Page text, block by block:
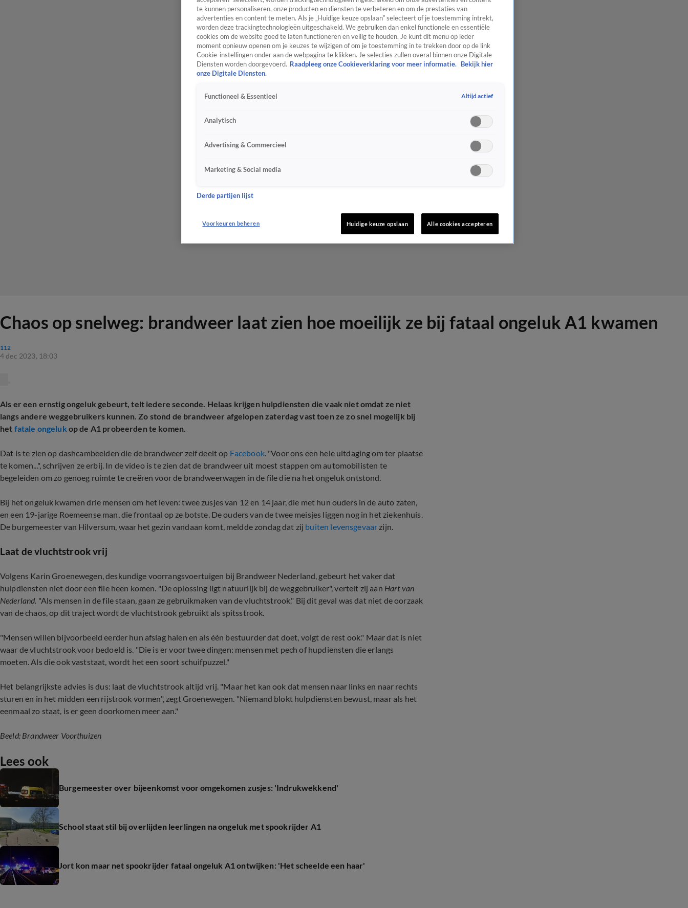
Chaos op snelweg: brandweer laat zien hoe moeilijk ze bij fataal ongeluk A1 kwamen
112
4 dec 2023, 18:03
Als er een ernstig ongeluk gebeurt, telt iedere seconde. Helaas krijgen hulpdiensten die vaak niet omdat ze niet
langs andere weggebruikers kunnen. Zo stond de brandweer afgelopen zaterdag vast toen ze zo snel mogelijk bij
het fatale ongeluk op de A1 probeerden te komen.
Dat is te zien op dashcambeelden die de brandweer zelf deelt op Facebook. "Voor ons een hele uitdaging om ter plaatse
te komen...", schrijven ze erbij. In de video is te zien dat de brandweer uit moest stappen om automobilisten te
begeleiden om zo genoeg ruimte te creëren voor de brandweerwagen in de file die na het ongeluk ontstond.
Bij het ongeluk kwamen drie mensen om het leven: twee zusjes van 12 en 14 jaar, die met hun ouders in de auto zaten,
en een 19-jarige Roemeense man, die frontaal op ze botste. De ouders van de twee meisjes liggen nog in het ziekenhuis.
De burgemeester van Hilversum, waar het gezin vandaan komt, meldde zondag dat zij buiten levensgevaar zijn.
Laat de vluchtstrook vrij
Volgens Karin Groenewegen, deskundige voorrangsvoertuigen bij Brandweer Nederland, gebeurt het vaker dat
hulpdiensten niet door een file heen komen. "De oplossing ligt natuurlijk bij de weggebruiker", vertelt zij aan Hart van
Nederland. "Als mensen in de file staan, gaan ze gebruikmaken van de vluchtstrook." Bij dit geval was dat niet de oorzaak
van de chaos, op dit traject wordt de vluchtstrook gebruikt als spitsstrook.
"Mensen willen bijvoorbeeld eerder hun afslag halen en als één bestuurder dat doet, volgt de rest ook." Maar dat is niet
waar de vluchtstrook voor bedoeld is. "Die is er voor twee dingen: mensen met pech of hupdiensten die erlangs
moeten. Als die ook vaststaat, wordt het een soort schuifpuzzel."
Het belangrijkste advies is dus: laat de vluchtstrook altijd vrij. "Maar het kan ook dat mensen naar links en naar rechts
sturen en in het midden een rijstrook vormen", zegt Groenewegen. "Niemand blokt hulpdiensten bewust, maar als het
eenmaal zo staat, is er geen doorkomen meer aan."
Beeld: Brandweer Voorthuizen
Lees ook
Burgemeester over bijeenkomst voor omgekomen zusjes: 'Indrukwekkend'
School staat stil bij overlijden leerlingen na ongeluk met spookrijder A1
Jort kon maar net spookrijder fataal ongeluk A1 ontwijken: 'Het scheelde een haar'
te kunnen personaliseren, onze producten en diensten te verbeteren en om de prestaties van
advertenties en content te meten. Als je „Huidige keuze opslaan” selecteert of je toestemming intrekt,
worden deze trackingtechnologieën uitgeschakeld. We gebruiken dan enkel functionele en essentiële
cookies om de website goed te laten functioneren en veilig te houden. Je kunt dit menu op ieder
moment opnieuw openen om je keuzes te wijzigen of om je toestemming in te trekken door op de link
Cookie-instellingen onder aan de webpagina te klikken. Je selecties zullen overal binnen onze Digitale
Diensten worden doorgevoerd. Raadpleeg onze Cookieverklaring voor meer informatie.
Bekijk hier
onze Digitale Diensten.
Functioneel & Essentieel Altijd actief
Analytisch
Advertising & Commercieel
Marketing & Social media
Derde partijen lijst
Voorkeuren beheren Huidige keuze opslaan Alle cookies accepteren